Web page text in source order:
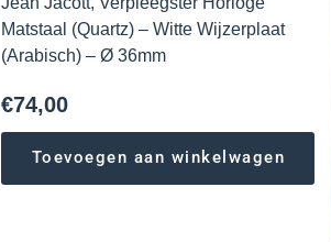
Matstaal (Quartz) – Witte Wijzerplaat
(Arabisch) – Ø 36mm
€74,00
Toevoegen aan winkelwagen